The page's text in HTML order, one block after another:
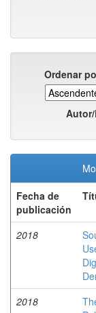
Ordenar
Fecha de
publicación
2018
2018